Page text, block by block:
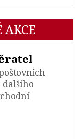
AKCE
dalšího